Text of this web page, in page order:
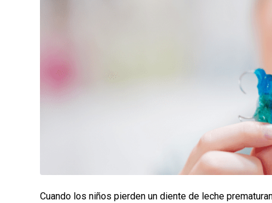
Cuando los niños pierden un diente de leche